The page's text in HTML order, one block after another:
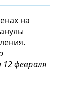
на
февраля